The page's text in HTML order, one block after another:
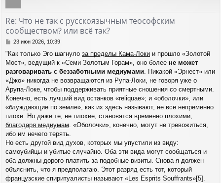
Re: Что не так с русскоязычным теософским
сообществом? или всё так?
С
о
б
щ
е
н
и
е
23 июн 2026, 10:39
"Как только Эго шагнуло за пределы Кама-Локи и прошло «Золотой
Мост», ведущий к «Семи Золотым Горам», оно более не может
разговаривать с беззаботными медиумами. Никакой «Эрнест» или
«Джо» никогда не возвращаются из Рупа-Локи, не говоря уже о
Арупа-Локе, чтобы поддерживать приятные сношения со смертными.
Конечно, есть лучший вид останков «reliquae»; и «оболочки», или
«блуждающие по земле», как их здесь называют, не все непременно
плохи. Но даже те, не плохие, становятся временно плохими,
благодаря медиумам. «Оболочки», конечно, могут не тревожиться,
ибо им нечего терять.
Но есть другой вид духов, которых мы упустили из виду:
самоубийцы и убитые случайно. Оба эти вида могут сообщаться и
оба должны дорого платить за подобные визиты. Снова я должен
объяснить, что я предполагаю. Этот разряд есть тот, который
французские спиритуалисты называют «Les Esprits Souffrants»[5].